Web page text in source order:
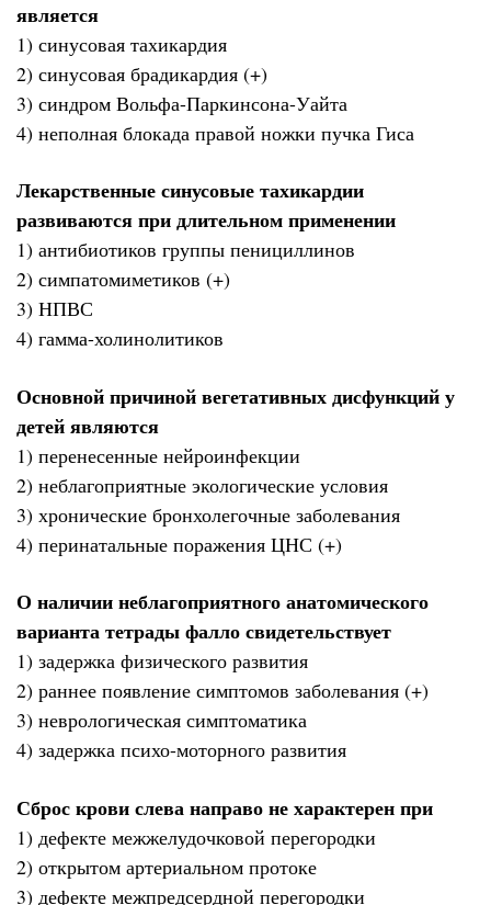
является
1) синусовая тахикардия
2) синусовая брадикардия (+)
3) синдром Вольфа-Паркинсона-Уайта
4) неполная блокада правой ножки пучка Гиса
Лекарственные синусовые тахикардии
развиваются при длительном применении
1) антибиотиков группы пенициллинов
2) симпатомиметиков (+)
3) НПВС
4) гамма-холинолитиков
Основной причиной вегетативных дисфункций у
детей являются
1) перенесенные нейроинфекции
2) неблагоприятные экологические условия
3) хронические бронхолегочные заболевания
4) перинатальные поражения ЦНС (+)
О наличии неблагоприятного анатомического
варианта тетрады фалло свидетельствует
1) задержка физического развития
2) раннее появление симптомов заболевания (+)
3) неврологическая симптоматика
4) задержка психо-моторного развития
Сброс крови слева направо не характерен при
1) дефекте межжелудочковой перегородки
2) открытом артериальном протоке
3) дефекте межпредсердной перегородки